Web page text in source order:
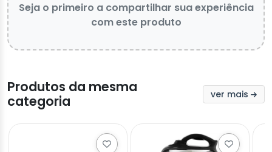
Seja o primeiro a compartilhar sua experiência
com este produto
Produtos da mesma
categoria
ver mais